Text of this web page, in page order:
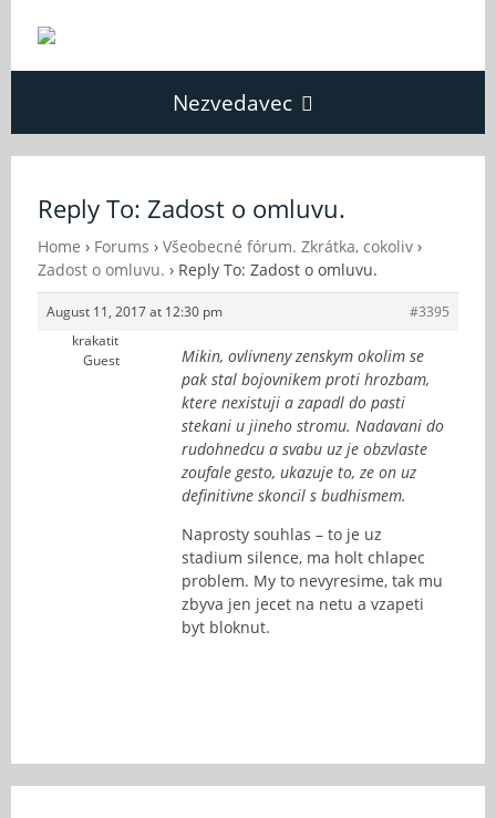
Nezvedavec
Fórum
O Nezvědavci
Kontakt
Reply To: Zadost o omluvu.
Home › Forums › Všeobecné fórum. Zkrátka, cokoliv ›
Zadost o omluvu. › Reply To: Zadost o omluvu.
August 11, 2017 at 12:30 pm
#3395
krakatit
Guest
Mikin, ovlivneny zenskym okolim se
pak stal bojovnikem proti hrozbam,
ktere nexistuji a zapadl do pasti
stekani u jineho stromu. Nadavani do
rudohnedcu a svabu uz je obzvlaste
zoufale gesto, ukazuje to, ze on uz
definitivne skoncil s budhismem.
Naprosty souhlas – to je uz
stadium silence, ma holt chlapec
problem. My to nevyresime, tak mu
zbyva jen jecet na netu a vzapeti
byt bloknut.